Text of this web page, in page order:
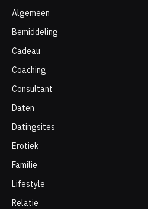
Algemeen
Bemiddeling
Cadeau
Coaching
Consultant
Daten
Datingsites
Erotiek
Familie
Lifestyle
Relatie